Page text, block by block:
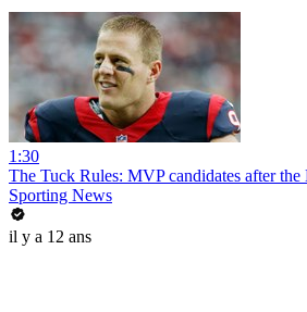
1:30
The Tuck Rules: MVP candidates after
Sporting News
il y a 12 ans